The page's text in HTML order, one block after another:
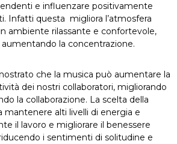
e influenzare positivamente
Infatti questa migliora l’atmosfera
ambiente rilassante e confortevole,
la concentrazione.
che la musica può aumentare la
dei nostri collaboratori, migliorando
la collaborazione. La scelta della
alti livelli di energia e
il lavoro e migliorare il benessere
i sentimenti di solitudine e